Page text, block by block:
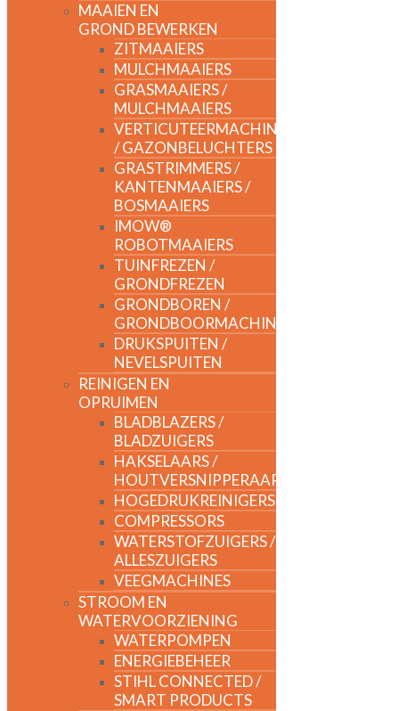
MAAIEN EN
GROND BEWERKEN
ZITMAAIERS
MULCHMAAIERS
GRASMAAIERS /
MULCHMAAIERS
VERTICUTEERMACHINES
/ GAZONBELUCHTERS
GRASTRIMMERS /
KANTENMAAIERS /
BOSMAAIERS
IMOW®
ROBOTMAAIERS
TUINFREZEN /
GRONDFREZEN
GRONDBOREN /
GRONDBOORMACHINES
DRUKSPUITEN /
NEVELSPUITEN
REINIGEN EN
OPRUIMEN
BLADBLAZERS /
BLADZUIGERS
HAKSELAARS /
HOUTVERSNIPPERAARS
HOGEDRUKREINIGERS
COMPRESSORS
WATERSTOFZUIGERS /
ALLESZUIGERS
VEEGMACHINES
STROOM EN
WATERVOORZIENING
WATERPOMPEN
ENERGIEBEHEER
STIHL CONNECTED /
SMART PRODUCTS